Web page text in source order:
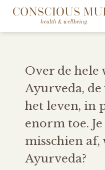
Over de hele
Ayurveda, de
het leven, in
enorm toe.
misschien af,
Ayurveda?